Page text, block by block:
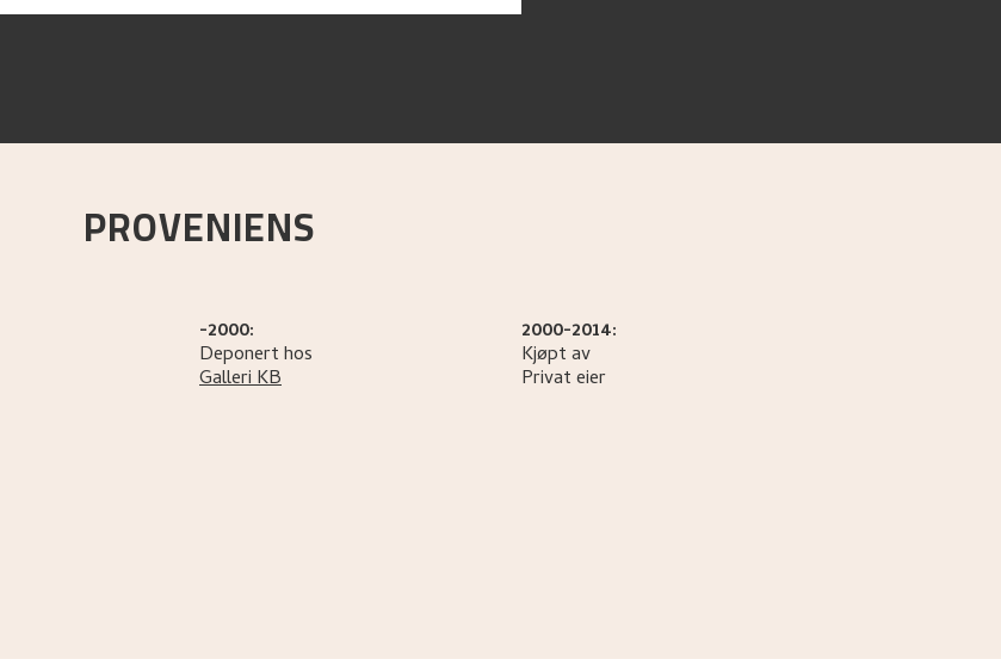
PROVENIENS
-2000:
Deponert hos
Galleri KB
2000-2014:
Kjøpt av
Privat eier